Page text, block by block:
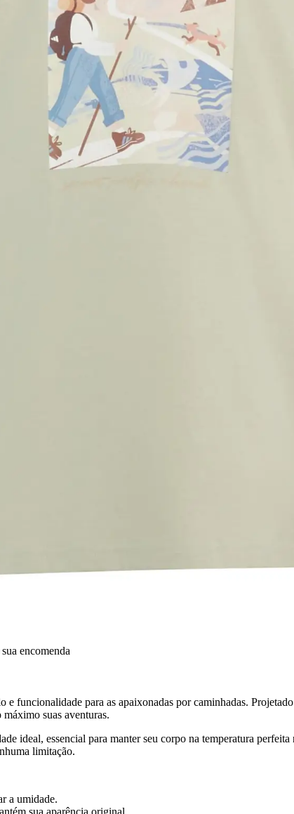
encomenda
funcionalidade para as apaixonadas por caminhadas.
suas aventuras.
ideal, essencial para manter seu corpo na temperatura
limitação.
a umidade.